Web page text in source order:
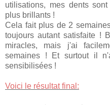
utilisations, mes dents
plus brillants !
Cela fait plus de 2
toujours autant satisfaite !
miracles, mais j'ai
semaines ! Et surtout il
sensibilisées !
Voici le résultat final: